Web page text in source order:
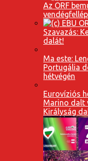
Az ORF
Szavazás:
dalát!
Ma este:
Portugália
hétvégén
Eurovíziós
Marino dalt
Királyság